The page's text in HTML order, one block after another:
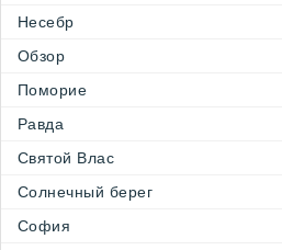
Несебр
Обзор
Поморие
Равда
Святой Влас
Солнечный берег
София